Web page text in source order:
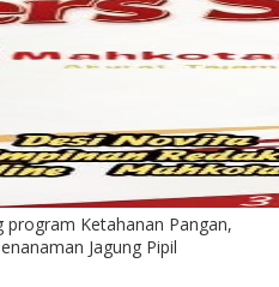
program Ketahanan Pangan,
Jagung Pipil